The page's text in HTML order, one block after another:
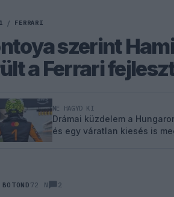
/ FERRARI
szerint
a Ferrari
NE HAGYD KI
Drámai küzdelem a
és egy váratlan kiesés is
72 N 2